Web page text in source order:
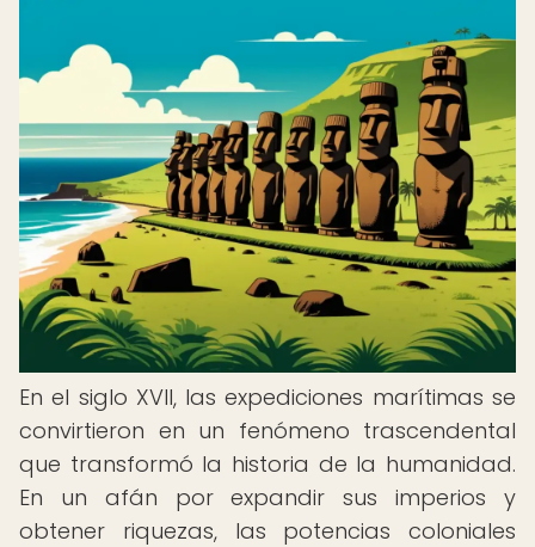
En el siglo XVII, las expediciones marítimas se
convirtieron en un fenómeno trascendental
que transformó la historia de la humanidad.
En un afán por expandir sus imperios y
obtener riquezas, las potencias coloniales